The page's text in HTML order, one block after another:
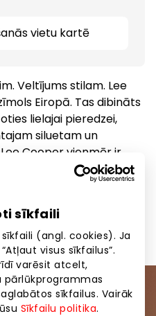
sīkfaili
(angl. cookies). Ja
visus sīkfailus”.
varēsit atcelt,
sīkfailus. Vairāk
Sīkfailu politika.
vietu kartē
Veltījums stilam. Lee
Eiropā. Tas dibināts
lielajai pieredzei,
siluetam un
Cooper vienmēr ir
industrijā.
kopienai